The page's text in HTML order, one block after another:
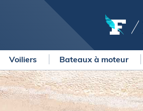
COURSES
Courses au large
Régates
Voiliers Bateaux à moteur